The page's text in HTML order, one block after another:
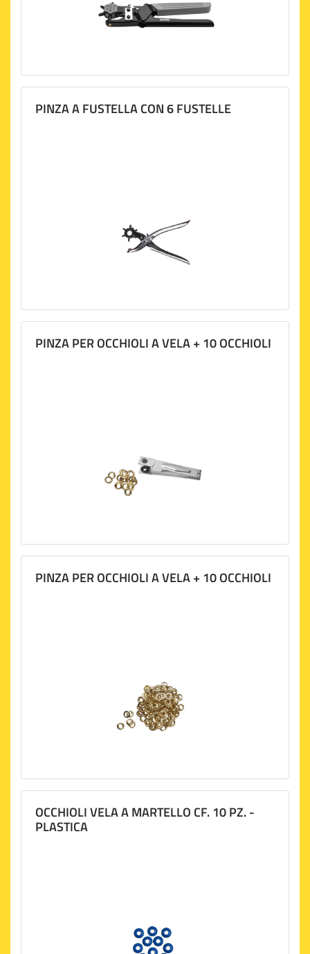
PINZA A FUSTELLA CON 6 FUSTELLE
PINZA PER OCCHIOLI A VELA + 10 OCCHIOLI
PINZA PER OCCHIOLI A VELA + 10 OCCHIOLI
OCCHIOLI VELA A MARTELLO CF. 10 PZ. -
PLASTICA